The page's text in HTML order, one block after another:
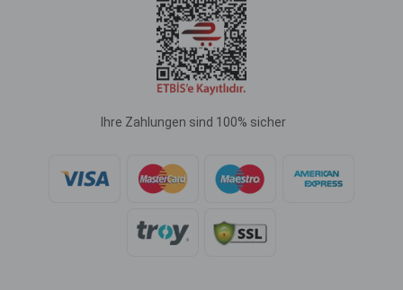
Ihre Zahlungen sind 100% sicher